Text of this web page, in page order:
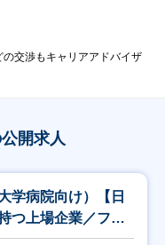
交渉もキャリアアドバイザ
開求人
学病院向け）【日
つ上場企業／フレ